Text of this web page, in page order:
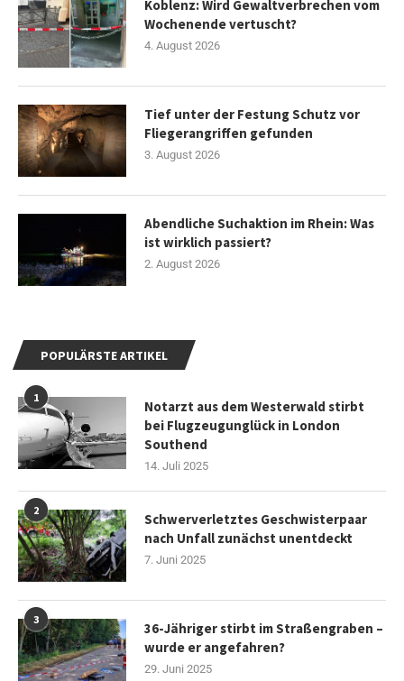
Koblenz: Wird Gewaltverbrechen vom
Wochenende vertuscht?
4. August 2026
Tief unter der Festung Schutz vor
Fliegerangriffen gefunden
3. August 2026
Abendliche Suchaktion im Rhein: Was
ist wirklich passiert?
2. August 2026
POPULÄRSTE ARTIKEL
1
Notarzt aus dem Westerwald stirbt
bei Flugzeugunglück in London
Southend
14. Juli 2025
2
Schwerverletztes Geschwisterpaar
nach Unfall zunächst unentdeckt
7. Juni 2025
3
36-Jähriger stirbt im Straßengraben –
wurde er angefahren?
29. Juni 2025